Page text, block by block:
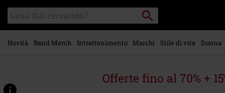
contenuto
principale
Cerca
nel
catalogo
Cerca
Punto
di
ritiro
Novità Band Merch Intrattenimento Marchi Stile di vita Donna
Offerte fino al 70% +